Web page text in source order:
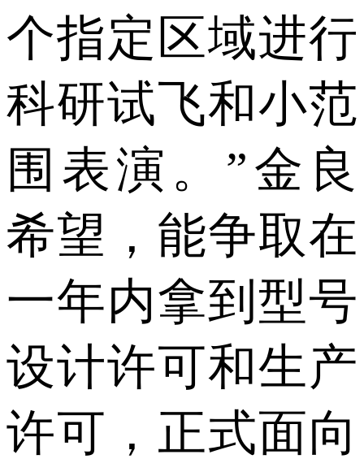
个指定区域进行
科研试飞和小范
围表演。”金良
希望，能争取在
一年内拿到型号
设计许可和生产
许可，正式面向